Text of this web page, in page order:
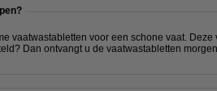
vaatwastabletten voor een schone vaat.
Dan ontvangt u de vaatwastabletten